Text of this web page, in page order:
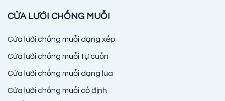
CỬA LƯỚI CHỐNG MUỖI
Cửa lưới chống muỗi dạng xếp
Cửa lưới chống muỗi tự cuốn
Cửa lưới chống muỗi dạng lùa
Cửa lưới chống muỗi cố định